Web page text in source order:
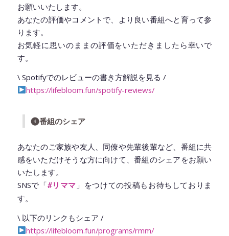
お願いいたします。
あなたの評価やコメントで、より良い番組へと育って参
ります。
お気軽に思いのままの評価をいただきましたら幸いで
す。
\ Spotifyでのレビューの書き方解説を見る /
https://lifebloom.fun/spotify-reviews/
❹番組のシェア
あなたのご家族や友人、同僚や先輩後輩など、番組に共
感をいただけそうな方に向けて、番組のシェアをお願い
いたします。
SNSで「#リママ 」をつけての投稿もお待ちしておりま
す。
\ 以下のリンクもシェア /
https://lifebloom.fun/programs/rmm/